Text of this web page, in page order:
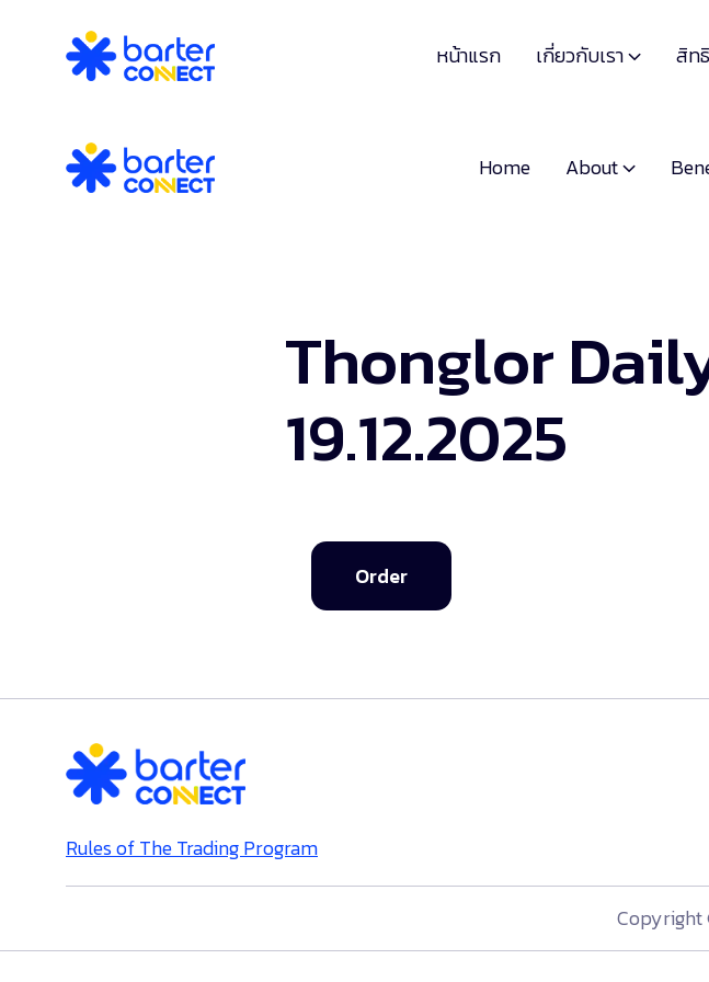
หน้าแรก เกี่ยวกับเรา  สิท
Home About 
Thonglor
19.12.2025
Order
Rules of The Trading Program
Copyright